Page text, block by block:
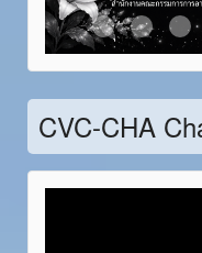
Item 21Item 22
CVC-CHA